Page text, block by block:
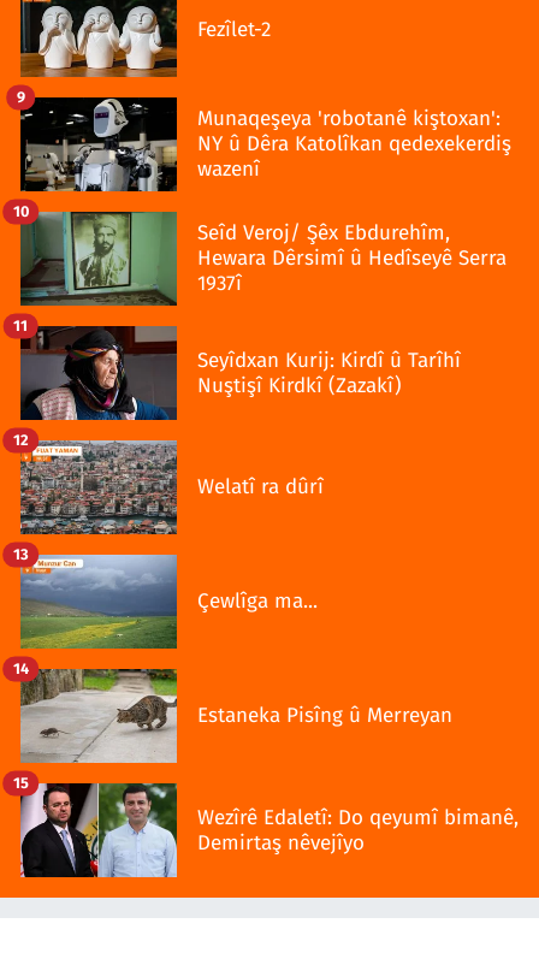
Fezîlet-2
Munaqeşeya 'robotanê kiştoxan':
NY û Dêra Katolîkan qedexekerdiş
wazenî
9
Seîd Veroj/ Şêx Ebdurehîm,
Hewara Dêrsimî û Hedîseyê Serra
1937î
10
Seyîdxan Kurij: Kirdî û Tarîhî
Nuştişî Kirdkî (Zazakî)
11
Welatî ra dûrî
12
Çewlîga ma...
13
Estaneka Pisîng û Merreyan
14
Wezîrê Edaletî: Do qeyumî bimanê,
Demirtaş nêvejîyo
15